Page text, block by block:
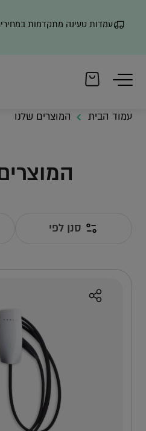
עמוד הבית המוצרים שלנו
סנן לפי